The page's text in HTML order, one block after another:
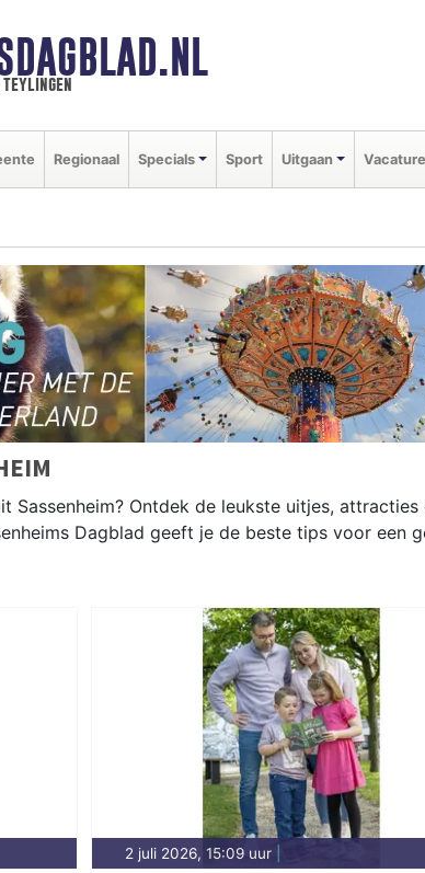
teylingen
Regionaal Specials Sport Uitgaan
Sassenheim? Ontdek de leukste uitjes, attracties
Dagblad geeft je de beste tips voor een
2 juli 2026, 15:09 uur|